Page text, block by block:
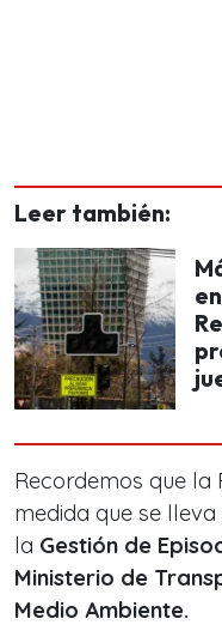
Leer también:
Recordemos que la
medida que se
la Gestión de
Ministerio de
Medio Ambiente.